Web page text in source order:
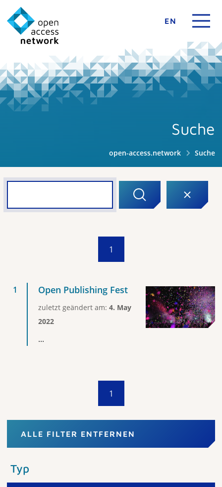
EN
Suche
open-access.network Suche
1
Open Publishing Fest
zuletzt geändert am: 4. May
2022
...
1
ALLE FILTER ENTFERNEN
Typ